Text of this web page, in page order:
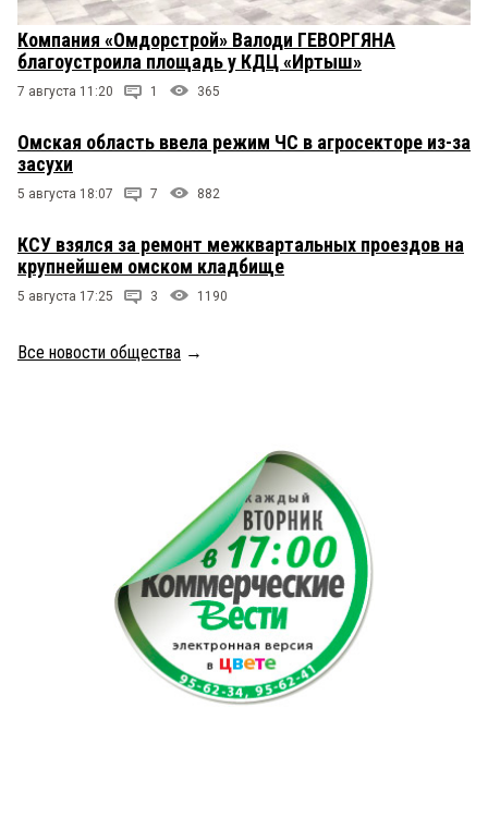
Компания «Омдорстрой» Валоди ГЕВОРГЯНА
благоустроила площадь у КДЦ «Иртыш»
7 августа 11:20 1 365
Омская область ввела режим ЧС в агросекторе из-за
засухи
5 августа 18:07 7 882
КСУ взялся за ремонт межквартальных проездов на
крупнейшем омском кладбище
5 августа 17:25 3 1190
Все новости общества →